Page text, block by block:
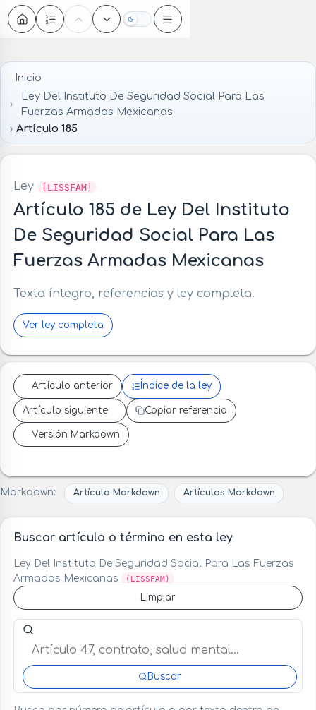
Oscuro
Inicio
Ley Del Instituto De Seguridad Social Para Las
Fuerzas Armadas Mexicanas
Artículo 185
Ley [LISSFAM]
Artículo 185 de Ley Del Instituto
De Seguridad Social Para Las
Fuerzas Armadas Mexicanas
Texto íntegro, referencias y ley completa.
Ver ley completa
Artículo anterior Índice de la ley
Artículo siguiente Copiar referencia
Versión Markdown
Markdown: Artículo Markdown Artículos Markdown
Buscar artículo o término en esta ley
Ley Del Instituto De Seguridad Social Para Las Fuerzas
Armadas Mexicanas
(LISSFAM)
Limpiar
Buscar artículo o término en esta ley
Buscar